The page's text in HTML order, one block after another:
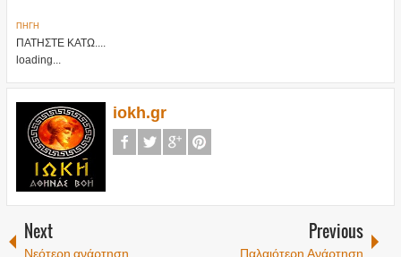
ΠΗΓΗ
ΠΑΤΗΣΤΕ ΚΑΤΩ....
loading...
iokh.gr
Next
Νεότερη ανάρτηση
Previous
Παλαιότερη Ανάρτηση